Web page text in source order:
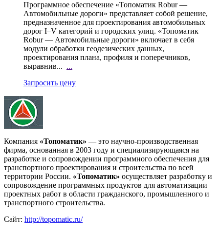
Программное обеспечение «Топоматик Robur —
Автомобильные дороги» представляет собой решение,
предназначенное для проектирования автомобильных
дорог I–V категорий и городских улиц. «Топоматик
Robur — Автомобильные дороги» включает в себя
модули обработки геодезических данных,
проектирования плана, профиля и поперечников,
выравнив... ...
Запросить цену
Компания «Топоматик» — это научно-производственная
фирма, основанная в 2003 году и специализирующаяся на
разработке и сопровождении программного обеспечения для
транспортного проектирования и строительства по всей
территории России. «Топоматик» осуществляет разработку и
сопровождение программных продуктов для автоматизации
проектных работ в области гражданского, промышленного и
транспортного строительства.
Сайт: http://topomatic.ru/